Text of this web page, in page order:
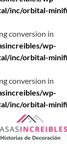
inc/orbital-
conversion in
wp-
inc/orbital-
conversion in
wp-
inc/orbital-